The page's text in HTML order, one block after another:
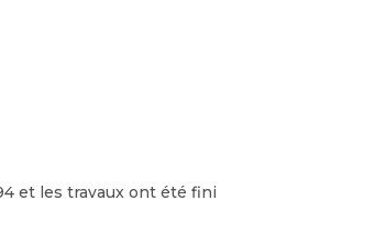
et les travaux ont été fini